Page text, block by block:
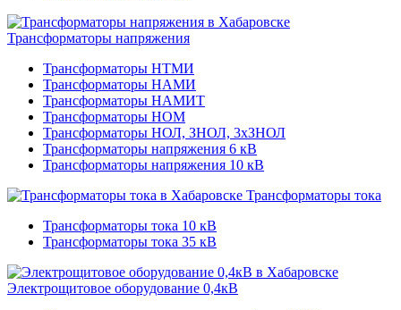
Трансформаторы напряжения
Трансформаторы НТМИ
Трансформаторы НАМИ
Трансформаторы НАМИТ
Трансформаторы НОМ
Трансформаторы НОЛ, ЗНОЛ, 3хЗНОЛ
Трансформаторы напряжения 6 кВ
Трансформаторы напряжения 10 кВ
Трансформаторы тока
Трансформаторы тока 10 кВ
Трансформаторы тока 35 кВ
Электрощитовое оборудование 0,4кВ